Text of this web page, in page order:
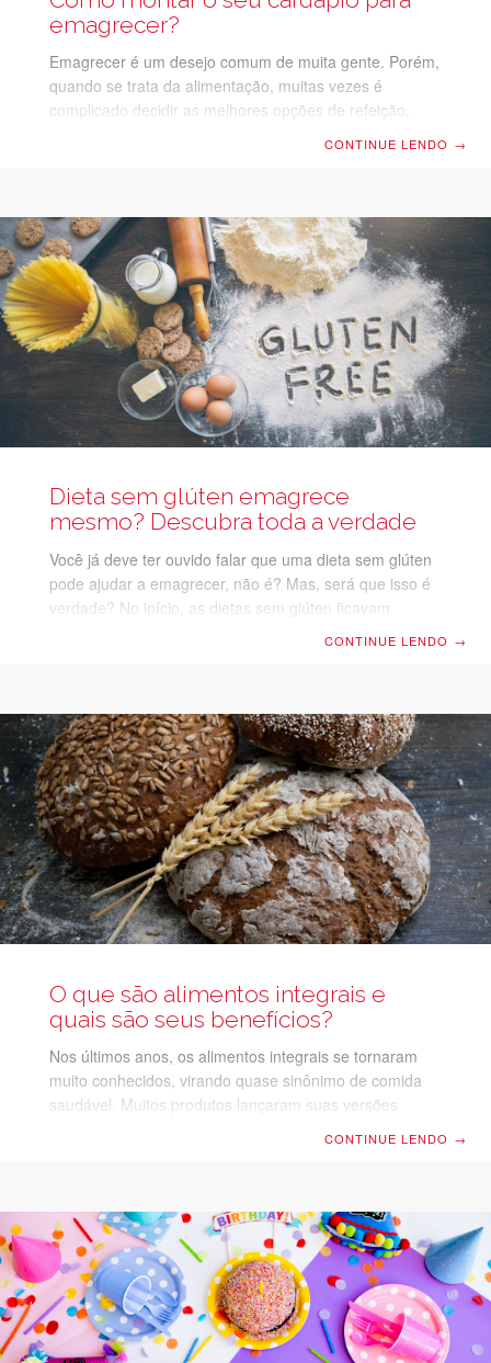
emagrecer?
Emagrecer é um desejo comum de muita gente. Porém,
quando se trata da alimentação, muitas vezes é
complicado decidir as melhores opções de refeição,
importante para você se organizar e fazer escolhas
mais conscientes. Descubra agora algumas dicas para
você montar o seu cardápio para emagrecer e comer
melhor no dia a dia. Faça dos
CONTINUE LENDO →
Dieta sem glúten emagrece
mesmo? Descubra toda a verdade
Você já deve ter ouvido falar que uma dieta sem glúten
pode ajudar a emagrecer, não é? Mas, será que isso é
verdade? No início, as dietas sem glúten ficavam
emagrecimento rápido. Mas, será mesmo que o glúten
é esse grande vilão? Aprenda tudo o que você precisa
saber sobre as dietas baseadas na restrição do
CONTINUE LENDO →
O que são alimentos integrais e
quais são seus benefícios?
Nos últimos anos, os alimentos integrais se tornaram
muito conhecidos, virando quase sinônimo de comida
saudável. Muitos produtos lançaram suas versões
integrais, se eles são benéficos para a sua saúde e
também desvendar alguns mitos sobre esse grupo
alimentar. Acompanhe a leitura! Alimento integral: o
que é?
CONTINUE LENDO →